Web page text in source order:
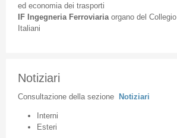
ed economia dei trasporti
IF Ingegneria Ferroviaria organodel Collegio
Italiani
Notiziari
Consultazione della sezione Notiziari
Interni
Esteri